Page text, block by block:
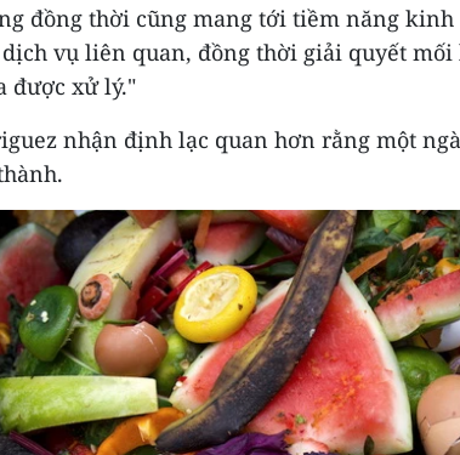
đồng thời cũng mang tới tiềm năng kinh
dịch vụ liên quan, đồng thời giải quyết
được xử lý."
nhận định lạc quan hơn rằng một